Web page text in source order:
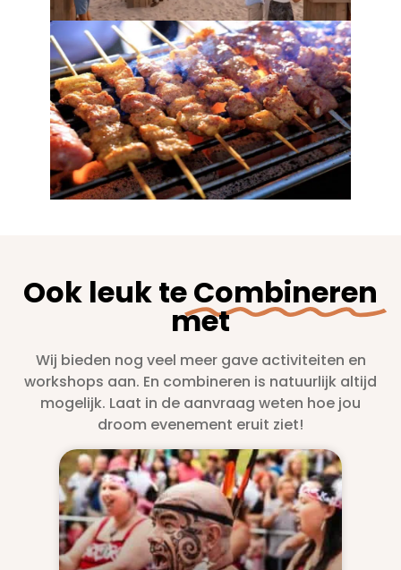
Ook leuk teCombineren
met
Wij bieden nog veel meer gave activiteiten en
workshops aan. En combineren is natuurlijk altijd
mogelijk. Laat in de aanvraag weten hoe jou
droom evenement eruit ziet!